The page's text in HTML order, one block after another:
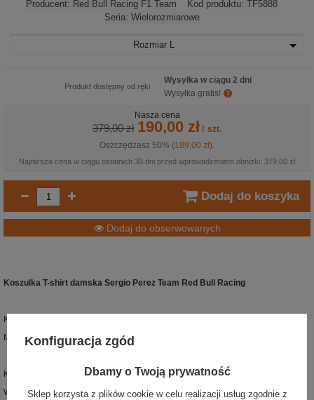
Producent: Red Bull Racing F1 Team Kod produktu: TF5888
Seria: Wielorozmiarowe
Rozmiar L
Produkt dostępny od ręki
Wysyłka w ciągu 2 dni
Wysyłka gratis!
Nasza cena
379,00 zł 190,00 zł / szt.
Oszczędzasz 50% (189,00 zł).
Najniższa cena w ciągu ostatnich 30 dni przed wprowadzeniem obniżki: 379,00 zł
Dodaj do koszyka
Dodaj do obserwowanych
Koszulka T-shirt damska Sergio Perez Team Red Bull Racing
Kolor: Granatowy
Materiał: 91% Poliester, 9% elastan
Koszulka T-shirt damska Red Bull Racing z najnowszej kolekcji
Wykonana z poliestru z dodatkiem elastanu
Konfiguracja zgód
Dbamy o Twoją prywatność
Sklep korzysta z plików cookie w celu realizacji usług zgodnie z